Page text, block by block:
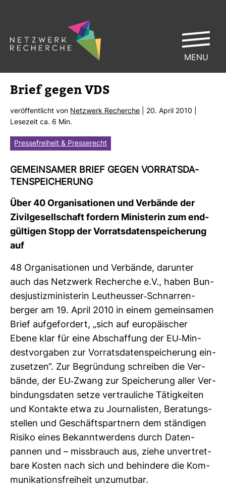
Brief gegen VDS
ver­öf­fent­licht von Netz­werk Recherche | 20. April 2010 |
Lese­zeit ca. 6 Min.
Pressefreiheit & Presserecht
GEMEIN­SAMER BRIEF GEGEN VOR­RATS­DA­
TEN­SPEI­CHE­RUNG
Über 40 Orga­ni­sa­tionen und Ver­bände der
Zivil­ge­sell­schaft for­dern Minis­terin zum end­
gül­tigen Stopp der Vor­rats­da­ten­spei­che­rung
auf
48 Orga­ni­sa­tionen und Ver­bände, dar­unter
auch das Netz­werk Recherche e.V., haben Bun­
des­jus­tiz­mi­nis­terin Leutheusser-​Schnar­ren­
berger am 19. April 2010 in einem gemein­samen
Brief auf­ge­for­dert, „sich auf euro­päi­scher
Ebene klar für eine Abschaf­fung der EU-​Min­
dest­vor­gaben zur Vor­rats­da­ten­spei­che­rung ein­
zu­setzen“. Zur Begrün­dung schreiben die Ver­
bände, der EU-​Zwang zur Spei­che­rung aller Ver­
bin­dungs­daten setze ver­trau­liche Tätig­keiten
und Kon­takte etwa zu Jour­na­listen, Bera­tungs­
stellen und Geschäfts­part­nern dem stän­digen
Risiko eines Bekannt­wer­dens durch Daten­
pannen und – miss­brauch aus, ziehe unver­tret­
bare Kosten nach sich und behin­dere die Kom­
mu­ni­ka­ti­ons­frei­heit unzu­mutbar.
MENU